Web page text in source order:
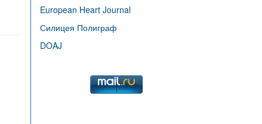
European Heart Journal
Силицея Полиграф
DOAJ